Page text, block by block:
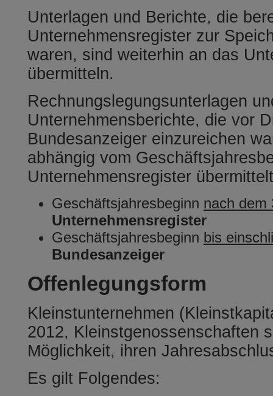
Unterlagen und Berichte, die
Unternehmensregister zur
waren, sind weiterhin an das
übermitteln.
Rechnungslegungsunterlagen
Unternehmensberichte, die vor
Bundesanzeiger einzureichen
abhängig vom
Unternehmensregister
Geschäftsjahresbeginn nach dem
Unternehmensregister
Geschäftsjahresbeginn bis
Bundesanzeiger
Offenlegungsform
Kleinstunternehmen
2012, Kleinstgenossenschaften
Möglichkeit, ihren
Es gilt Folgendes: